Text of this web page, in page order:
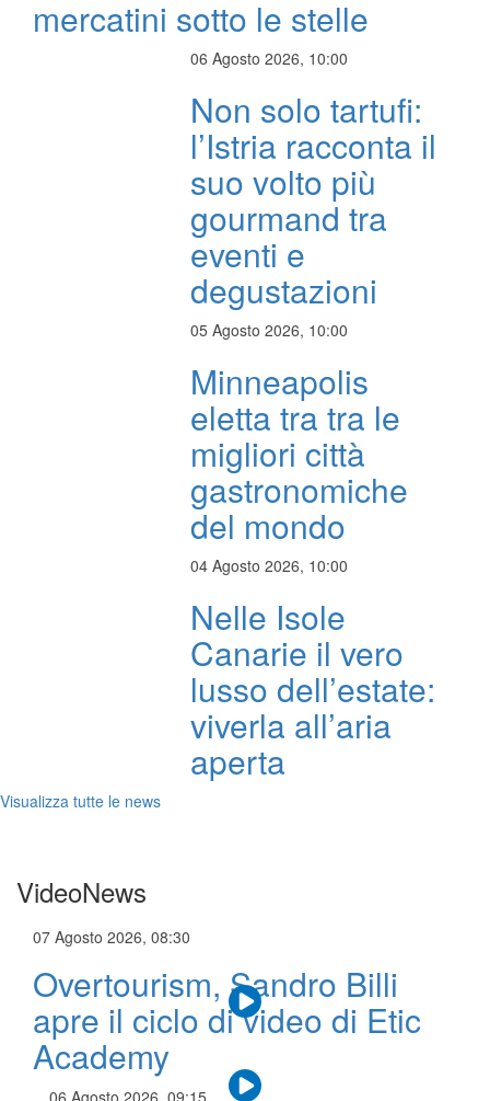
mercatini sotto le stelle
06 Agosto 2026, 10:00
Non solo tartufi:
l’Istria racconta il
suo volto più
gourmand tra
eventi e
degustazioni
05 Agosto 2026, 10:00
Minneapolis
eletta tra tra le
migliori città
gastronomiche
del mondo
04 Agosto 2026, 10:00
Nelle Isole
Canarie il vero
lusso dell’estate:
viverla all’aria
aperta
Visualizza tutte le news
VideoNews
07 Agosto 2026, 08:30
Overtourism, Sandro Billi
apre il ciclo di video di Etic
Academy